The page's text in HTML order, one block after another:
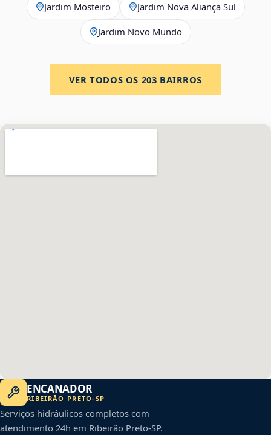
Jardim Mosteiro Jardim Nova Aliança Sul
Jardim Novo Mundo
VER TODOS OS 203 BAIRROS
ENCANADOR
RIBEIRÃO PRETO-SP
Serviços hidráulicos completos com
atendimento 24h em Ribeirão Preto-SP.